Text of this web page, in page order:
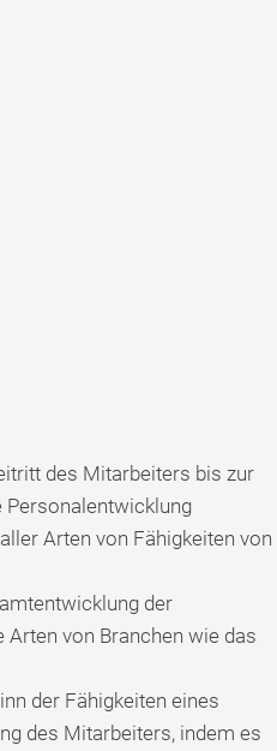
des Mitarbeiters bis zur
Personalentwicklung
Arten von Fähigkeiten von
der
von Branchen wie das
der Fähigkeiten eines
des Mitarbeiters, indem es